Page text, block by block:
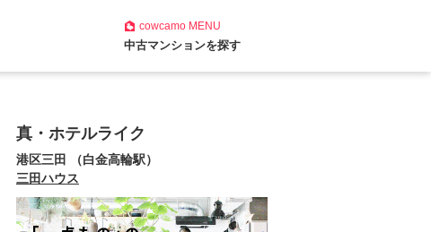
cowcamoMENU
中古マンションを探す
真・ホテルライク
港区三田 （白金高輪駅）
三田ハウス